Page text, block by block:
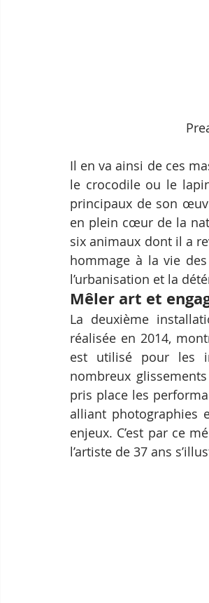
Il en va ainsi de ces
le crocodile ou le
principaux de son
en plein cœur de la
six animaux dont il a
hommage à la vie
l’urbanisation et la
Mêler art et
La deuxième
réalisée en 2014,
est utilisé pour les
nombreux
pris place les
alliant photographies
enjeux. C’est par ce
l’artiste de 37 ans